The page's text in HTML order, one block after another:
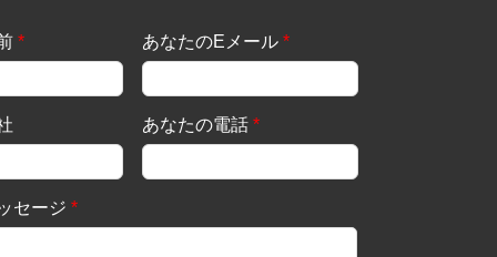
* あなたのEメール *
あなたの電話 *
セージ *